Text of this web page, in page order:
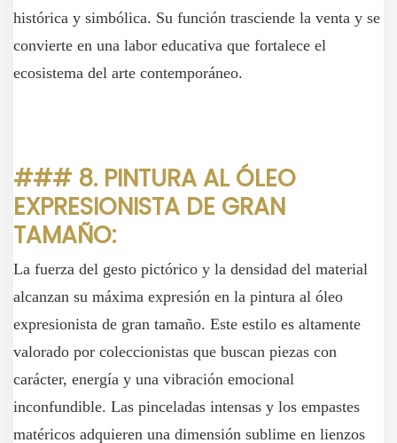
histórica y simbólica. Su función trasciende la venta y se
convierte en una labor educativa que fortalece el
ecosistema del arte contemporáneo.
### 8. PINTURA AL ÓLEO
EXPRESIONISTA DE GRAN
TAMAÑO:
La fuerza del gesto pictórico y la densidad del material
alcanzan su máxima expresión en la pintura al óleo
expresionista de gran tamaño. Este estilo es altamente
valorado por coleccionistas que buscan piezas con
carácter, energía y una vibración emocional
inconfundible. Las pinceladas intensas y los empastes
matéricos adquieren una dimensión sublime en lienzos